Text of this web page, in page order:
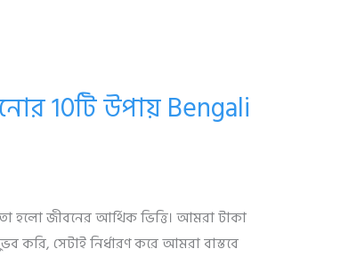
10টি উপায় Bengali
হলো জীবনের আর্থিক ভিত্তি। আমরা টাকা
করি, সেটাই নির্ধারণ করে আমরা বাস্তবে